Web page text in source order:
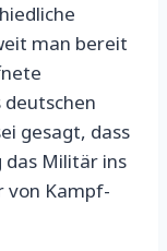
man bereit
gesagt, dass
das Militär ins
von Kampf-